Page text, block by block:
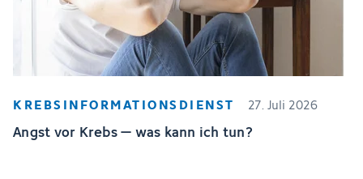
KREBSINFORMATIONSDIENST 27. Juli 2026
Angst vor Krebs – was kann ich tun?